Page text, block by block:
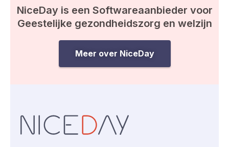
NiceDay is een Softwareaanbieder voor
Geestelijke gezondheidszorg en welzijn
Meer over NiceDay